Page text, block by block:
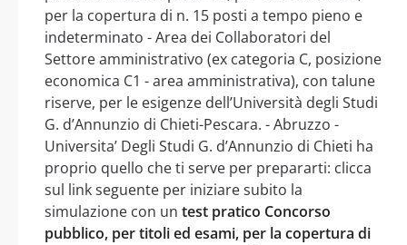
per la copertura di n. 15 posti a tempo pieno e
indeterminato - Area dei Collaboratori del
Settore amministrativo (ex categoria C, posizione
economica C1 - area amministrativa), con talune
riserve, per le esigenze dell’Università degli Studi
G. d’Annunzio di Chieti-Pescara. - Abruzzo -
Universita’ Degli Studi G. d’Annunzio di Chieti ha
proprio quello che ti serve per prepararti: clicca
sul link seguente per iniziare subito la
simulazione con un test pratico Concorso
pubblico, per titoli ed esami, per la copertura di